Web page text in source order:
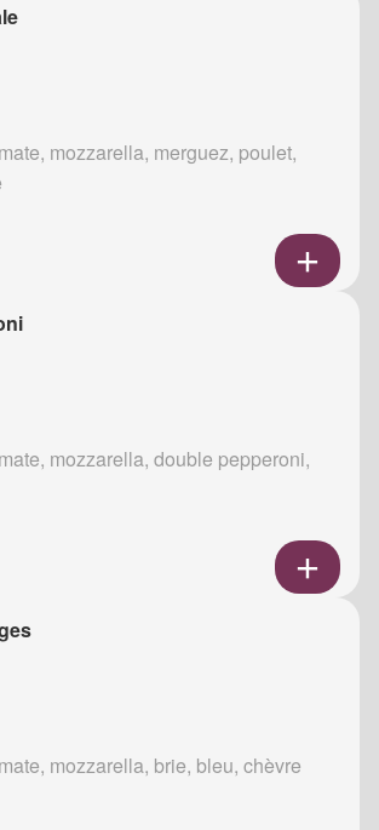
mozzarella, merguez, poulet,
mozzarella, double pepperoni,
mozzarella, brie, bleu, chèvre